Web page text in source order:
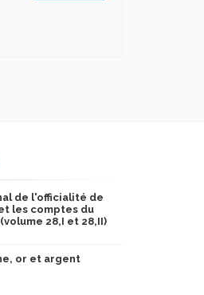
de l'officialité de
les comptes du
28,I et 28,II)
or et argent